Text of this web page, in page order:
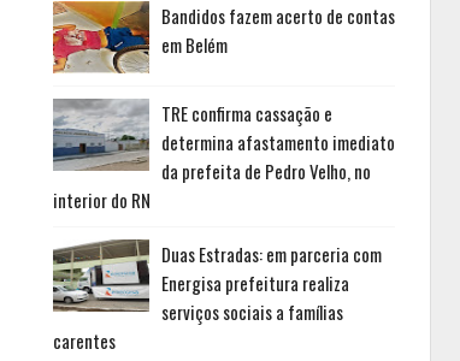
Bandidos fazem acerto de contas
em Belém
TRE confirma cassação e
determina afastamento imediato
da prefeita de Pedro Velho, no
interior do RN
Duas Estradas: em parceria com
Energisa prefeitura realiza
serviços sociais a famílias
carentes